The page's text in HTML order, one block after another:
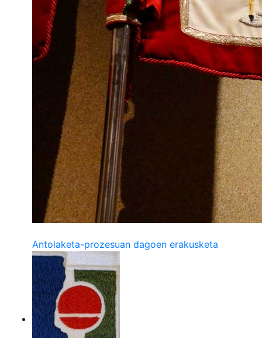
Antolaketa-prozesuan dagoen erakusketa